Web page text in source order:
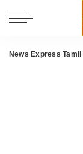
News Express Tamil